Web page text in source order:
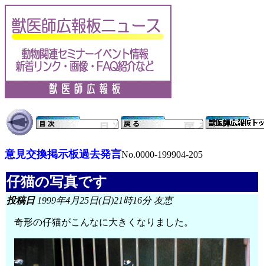
意見交換掲示板過去発言No.0000-199904-205
仔猫の写真です
投稿日1999年4月25日(日)21時16分 友恵
奇形の仔猫がこんなに大きくなりました。